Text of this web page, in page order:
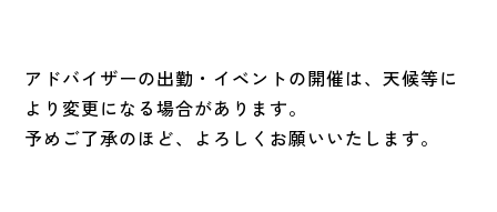
アドバイザーの出勤・イベントの開催は、天候等に
より変更になる場合があります。
予めご了承のほど、よろしくお願いいたします。